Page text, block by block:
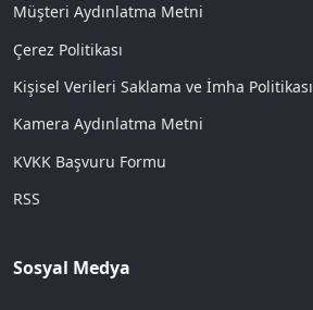
Müşteri Aydınlatma Metni
Çerez Politikası
Kişisel Verileri Saklama ve İmha Politikası
Kamera Aydınlatma Metni
KVKK Başvuru Formu
RSS
Sosyal Medya